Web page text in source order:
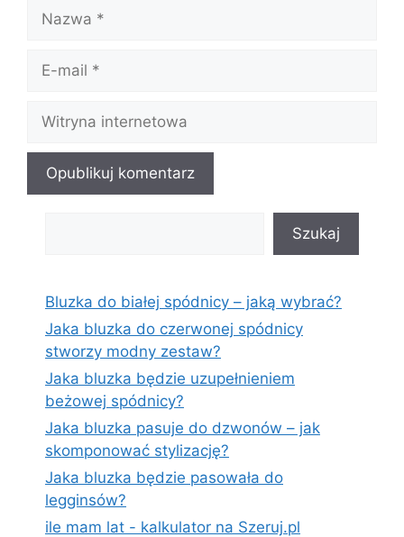
mail
internetowa
Szukaj
Bluzka do białej spódnicy – jaką wybrać?
Jaka bluzka do czerwonej spódnicy
stworzy modny zestaw?
Jaka bluzka będzie uzupełnieniem
beżowej spódnicy?
Jaka bluzka pasuje do dzwonów – jak
skomponować stylizację?
Jaka bluzka będzie pasowała do
legginsów?
ile mam lat - kalkulator na Szeruj.pl